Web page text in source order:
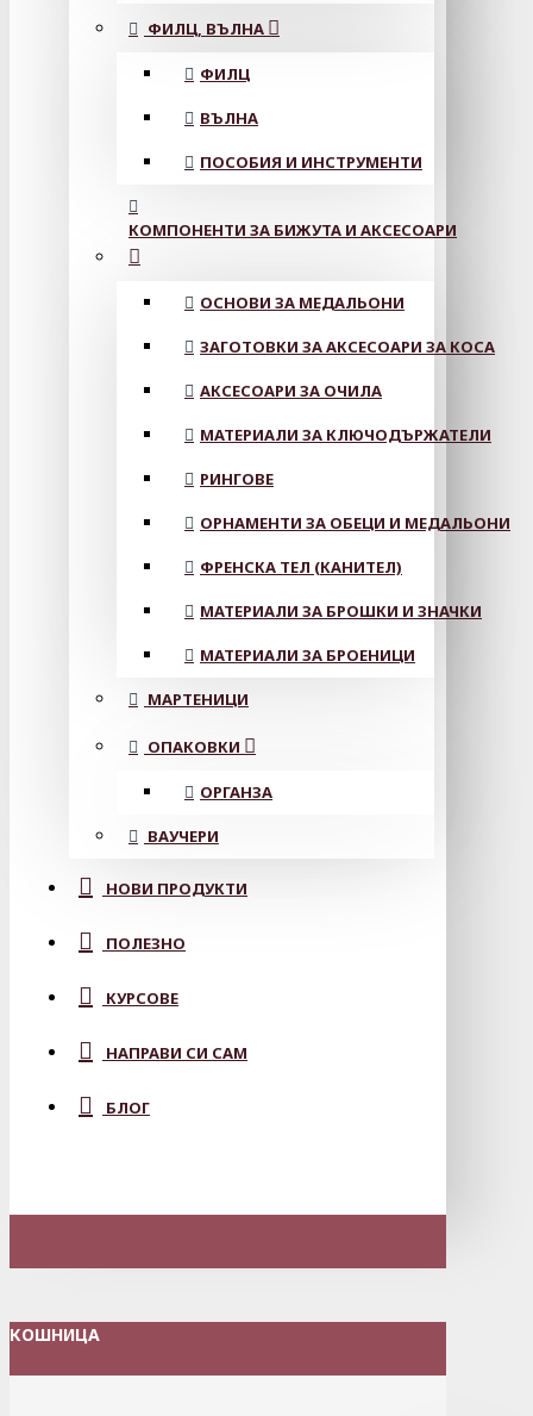
ФИЛЦ, ВЪЛНА
ФИЛЦ
ВЪЛНА
ПОСОБИЯ И ИНСТРУМЕНТИ
КОМПОНЕНТИ ЗА БИЖУТА И АКСЕСОАРИ
ОСНОВИ ЗА МЕДАЛЬОНИ
ЗАГОТОВКИ ЗА АКСЕСОАРИ ЗА КОСА
АКСЕСОАРИ ЗА ОЧИЛА
МАТЕРИАЛИ ЗА КЛЮЧОДЪРЖАТЕЛИ
РИНГОВЕ
ОРНАМЕНТИ ЗА ОБЕЦИ И МЕДАЛЬОНИ
ФРЕНСКА ТЕЛ (КАНИТЕЛ)
МАТЕРИАЛИ ЗА БРОШКИ И ЗНАЧКИ
МАТЕРИАЛИ ЗА БРОЕНИЦИ
МАРТЕНИЦИ
ОПАКОВКИ
ОРГАНЗА
ВАУЧЕРИ
НОВИ ПРОДУКТИ
ПОЛЕЗНО
КУРСОВЕ
НАПРАВИ СИ САМ
БЛОГ
КОШНИЦА